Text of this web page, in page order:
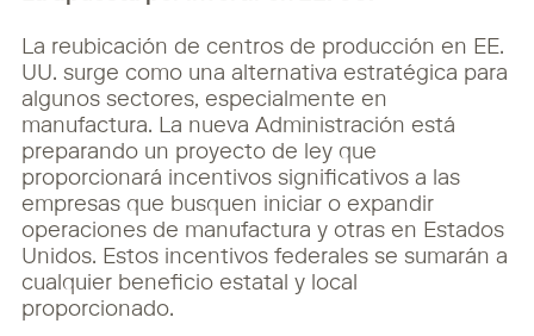
La reubicación de centros de producción en EE.
UU. surge como una alternativa estratégica para
algunos sectores, especialmente en
manufactura. La nueva Administración está
preparando un proyecto de ley que
proporcionará incentivos significativos a las
empresas que busquen iniciar o expandir
operaciones de manufactura y otras en Estados
Unidos. Estos incentivos federales se sumarán a
cualquier beneficio estatal y local
proporcionado.